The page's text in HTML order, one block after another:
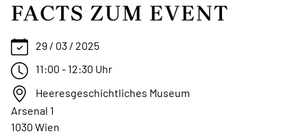
FACTS ZUM EVENT
29 / 03 / 2025
11:00 - 12:30 Uhr
Heeresgeschichtliches Museum
Arsenal 1
1030 Wien